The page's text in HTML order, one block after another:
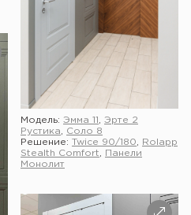
Модель: Эмма 11
Эрте 2
Рустика
Соло 8
Решение: Twice 90/180
Rolapp
Stealth Comfort
Панели
Монолит